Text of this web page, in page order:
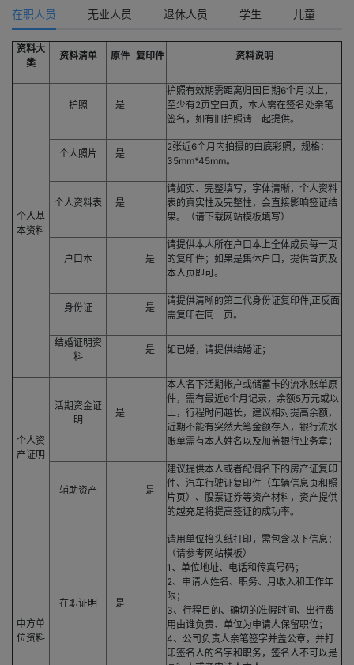
在职人员 无业人员 退休人员 学生 儿童
资料大
类
资料清单 原件 复印件 资料说明
个人基
本资料
护照 是
护照有效期需距离归国日期6个月以上，
至少有2页空白页，本人需在签名处亲笔
签名，如有旧护照请一起提供。
个人照片 是
2张近6个月内拍摄的白底彩照，规格：
35mm*45mm。
个人资料表 是
请如实、完整填写，字体清晰，个人资料
表的真实性及完整性，会直接影响签证结
果。（请下载网站模板填写）
户口本 是
请提供本人所在户口本上全体成员每一页
的复印件；如果是集体户口，提供首页及
本人页即可。
身份证 是
请提供清晰的第二代身份证复印件,正反面
需复印在同一页。
结婚证明资
料
是 如已婚，请提供结婚证；
个人资
产证明
活期资金证
明
是
本人名下活期帐户或储蓄卡的流水账单原
件，需有最近6个月记录，余额5万元或以
上，行程时间越长，建议相对提高余额，
近期不能有突然大笔金额存入，银行流水
账单需有本人姓名以及加盖银行业务章；
辅助资产 是
建议提供本人或者配偶名下的房产证复印
件、汽车行驶证复印件（车辆信息页和照
片页）、股票证券等资产材料，资产提供
的越充足将提高签证的成功率。
中方单
位资料
在职证明 是
请用单位抬头纸打印，需包含以下信息：
（请参考网站模板）
1、单位地址、电话和传真号码；
2、申请人姓名、职务、月收入和工作年
限；
3、行程目的、确切的准假时间、出行费
用由谁负责、单位为申请人保留职位；
4、公司负责人亲笔签字并盖公章，并打
印签名人的名字和职务，签名人不可以是